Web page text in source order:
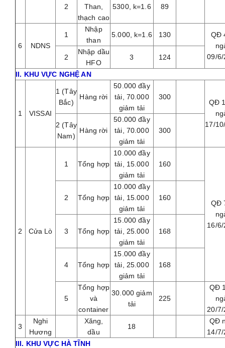
2
Than,
thạch cao
5300, k=1.6 89
6 NDNS
1
Nhập
than
5.000, k=1.6 130
QĐ
09/
2
Nhập dầu
HFO
3 124
II. KHU VỰC NGHỆ AN
1 VISSAI
1 (Tây
Bắc)
Hàng rời
50.000 đầy
tải, 70.000
giảm tải
300
QĐ
17/
2 (Tây
Nam)
Hàng rời
50.000 đầy
tải, 70.000
giảm tải
300
2 Cửa Lò
1 Tổng hợp
10.000 đầy
tải, 15.000
giảm tải
160
QĐ
16/
2 Tổng hợp
10.000 đầy
tải, 15.000
giảm tải
160
3 Tổng hợp
15.000 đầy
tải, 25.000
giảm tải
168
4 Tổng hợp
15.000 đầy
tải, 25.000
giảm tải
168
5
Tổng hợp
và
container
30.000 giảm
tải
225
QĐ
20/
3
Nghi
Hương
Xăng,
dầu
18
QĐ
14/
III. KHU VỰC HÀ TĨNH